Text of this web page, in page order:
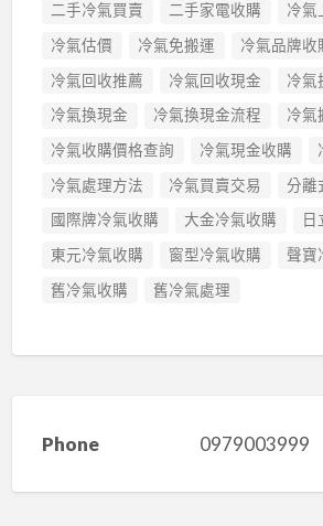
二手冷氣買賣
二手家電收購
冷氣
冷氣估價
冷氣免搬運 冷氣品牌收
冷氣回收推薦
冷氣回收現金
冷氣
冷氣換現金
冷氣換現金流程
冷氣
冷氣收購價格查詢
冷氣現金收購
冷氣處理方法
冷氣買賣交易
分離
國際牌冷氣收購
大金冷氣收購
日
東元冷氣收購
窗型冷氣收購
聲寶
舊冷氣收購
舊冷氣處理
Phone 0979003999